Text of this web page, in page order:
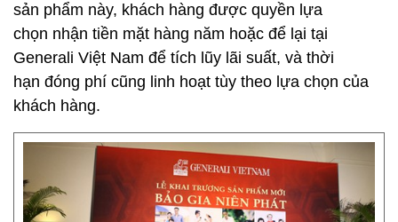
sản phẩm này, khách hàng được quyền lựa
chọn nhận tiền mặt hàng năm hoặc để lại tại
Generali Việt Nam để tích lũy lãi suất, và thời
hạn đóng phí cũng linh hoạt tùy theo lựa chọn của
khách hàng.